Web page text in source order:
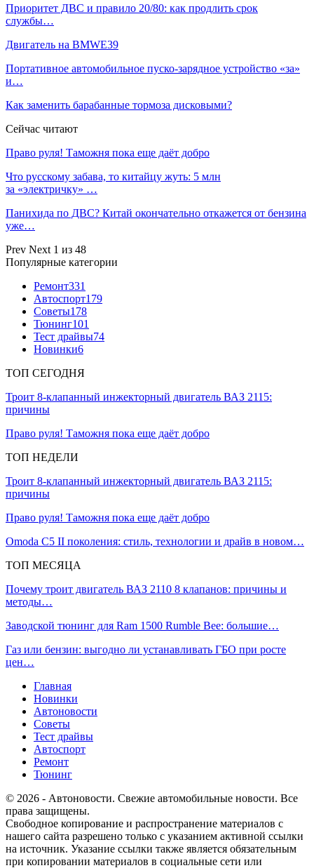
Приоритет ДВС и правило 20/80: как продлить срок
службы…
Двигатель на BMWE39
Портативное автомобильное пуско-зарядное устройство «за»
и…
Как заменить барабанные тормоза дисковыми?
Сейчас читают
Право руля! Таможня пока еще даёт добро
Что русскому забава, то китайцу жуть: 5 млн
за «электричку» …
Панихида по ДВС? Китай окончательно откажется от бензина
уже…
Prev Next 1 из 48
Популярные категории
Ремонт331
Автоспорт179
Советы178
Тюнинг101
Тест драйвы74
Новинки6
ТОП СЕГОДНЯ
Троит 8-клапанный инжекторный двигатель ВАЗ 2115:
причины
Право руля! Таможня пока еще даёт добро
ТОП НЕДЕЛИ
Троит 8-клапанный инжекторный двигатель ВАЗ 2115:
причины
Право руля! Таможня пока еще даёт добро
Omoda C5 II поколения: стиль, технологии и драйв в новом…
ТОП МЕСЯЦА
Почему троит двигатель ВАЗ 2110 8 клапанов: причины и
методы…
Заводской тюнинг для Ram 1500 Rumble Bee: большие…
Газ или бензин: выгодно ли устанавливать ГБО при росте
цен…
Главная
Новинки
Автоновости
Советы
Тест драйвы
Автоспорт
Ремонт
Тюнинг
© 2026 - Автоновости. Свежие автомобильные новости. Все
права защищены.
Свободное копирование и распространение материалов с
нашего сайта разрешено только с указанием активной ссылки
на источник. Указание ссылки также является обязательным
при копировании материалов в социальные сети или